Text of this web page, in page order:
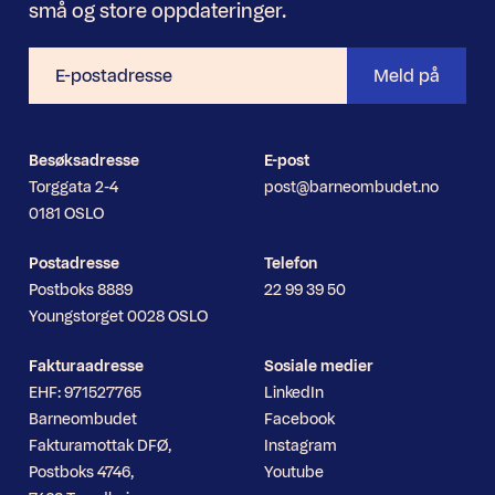
små og store oppdateringer.
postadresse
Meld på
Besøksadresse
Torggata 2-4
0181 OSLO
Postadresse
Postboks 8889
Youngstorget 0028 OSLO
Fakturaadresse
EHF: 971527765
Barneombudet
Fakturamottak DFØ,
Postboks 4746,
E-post
post@barneombudet.no
Telefon
22 99 39 50
Sosiale medier
LinkedIn
Facebook
Instagram
Youtube